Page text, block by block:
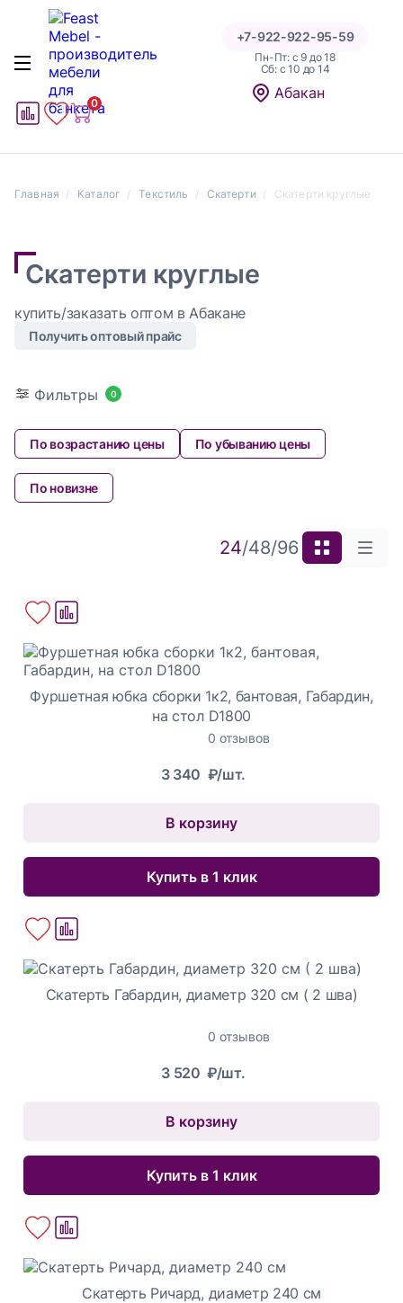
Абакан
+7-922-922-95-59
Пн-Пт: с 9 до 18
Cб: с 10 до 14
1 1
0
Главная Каталог Текстиль Скатерти Скатерти круглые
Скатерти круглые
купить/заказать оптом в Абакане
Получить оптовый прайс
Фильтры 0
По возрастанию цены По убыванию цены
По новизне
24/48/96
Фуршетная юбка сборки 1к2, бантовая, Габардин,
на стол D1800
0 отзывов
3 340 ₽/шт.
В корзину
Купить в 1 клик
Скатерть Габардин, диаметр 320 см ( 2 шва)
0 отзывов
3 520 ₽/шт.
В корзину
Купить в 1 клик
Скатерть Ричард, диаметр 240 см